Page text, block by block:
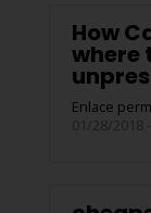
How
where
Enlace
01/28/2018